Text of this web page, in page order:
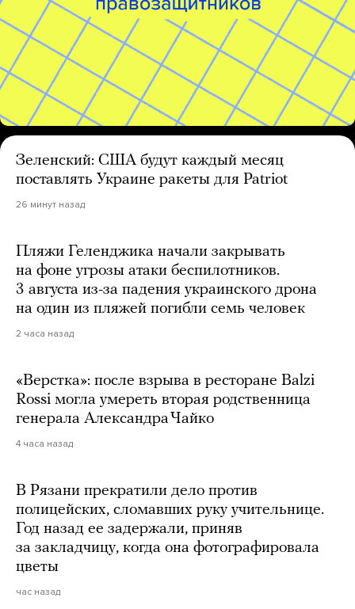
Зеленский: США будут каждый месяц
поставлять Украине ракеты для Patriot
26 минут назад
Пляжи Геленджика начали закрывать
на фоне угрозы атаки беспилотников.
3 августа из-за падения украинского дрона
на один из пляжей погибли семь человек
2 часа назад
«Верстка»: после взрыва в ресторане Balzi
Rossi могла умереть вторая родственница
генерала Александра Чайко
4 часа назад
В Рязани прекратили дело против
полицейских, сломавших руку учительнице.
Год назад ее задержали, приняв
за закладчицу, когда она фотографировала
цветы
час назад